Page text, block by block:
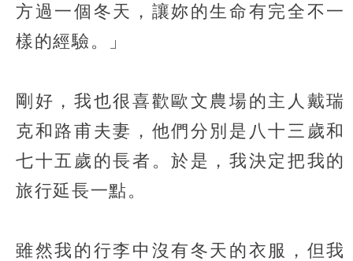
方過一個冬天，讓妳的生命有完全不一
樣的經驗。」
剛好，我也很喜歡歐文農場的主人戴瑞
克和路甫夫妻，他們分別是八十三歲和
七十五歲的長者。於是，我決定把我的
旅行延長一點。
雖然我的行李中沒有冬天的衣服，但我